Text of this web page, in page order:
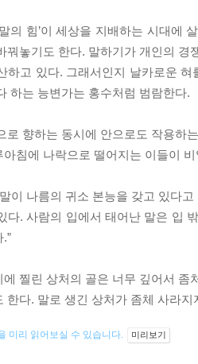
의 힘’이 세상을 지배하는 시대에
꿔놓기도 한다. 말하기가 개인의
하고 있다. 그래서인지 날카로운
하는 능변가는 홍수처럼 범람한다.
로 향하는 동시에 안으로도 작용하
아침에 나락으로 떨어지는 이들이
이 나름의 귀소 본능을 갖고 있다
다. 사람의 입에서 태어난 말은 입
에 찔린 상처의 골은 너무 깊어서
한다. 말로 생긴 상처가 좀체 사라
미리 읽어보실 수 있습니다. 미리보기